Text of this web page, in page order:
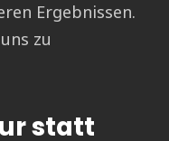
Ergebnissen.
zu
statt